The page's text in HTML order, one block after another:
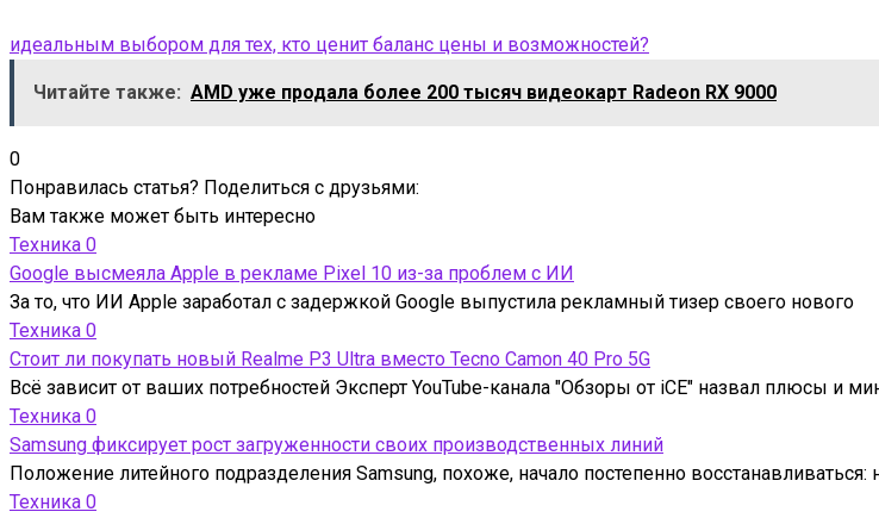
идеальным выбором для тех, кто ценит баланс цены и возможностей?
Читайте также: AMD уже продала более 200 тысяч видеокарт Radeon RX 9000
0
Понравилась статья? Поделиться с друзьями:
Вам также может быть интересно
Техника 0
Google высмеяла Apple в рекламе Pixel 10 из-за проблем с ИИ
За то, что ИИ Apple заработал с задержкой Google выпустила рекламный тизер своего нового
Техника 0
Стоит ли покупать новый Realme P3 Ultra вместо Tecno Camon 40 Pro 5G
Всё зависит от ваших потребностей Эксперт YouTube-канала "Обзоры от iCE" назвал плюсы и
Техника 0
Samsung фиксирует рост загруженности своих производственных линий
Положение литейного подразделения Samsung, похоже, начало постепенно
Техника 0